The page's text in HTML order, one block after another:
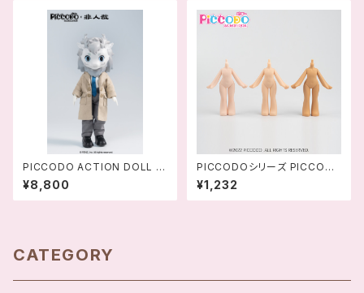
PICCODO ACTION DOLL 非
人哉 (ひとにあらざるかな) 敖
烈-6921409120103
¥8,800
PICCODOシリーズ PICCOD
O CUTE BODY10 デフォルメ
簡易ドールボディ
¥1,232
CATEGORY